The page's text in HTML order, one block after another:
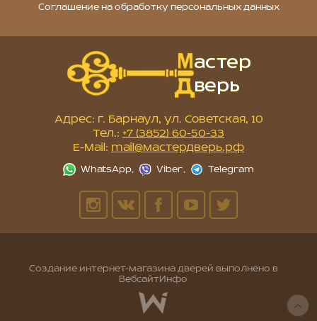
Соглашение на обработку персональных данных
Адрес: г. Барнаул, ул. Советская, 10
Тел.: +7 (3852) 60-50-33
E-Mail: mail@мастердверь.рф
Создание интернет-магазина дверей выполнено в
ВебсайтИнфо